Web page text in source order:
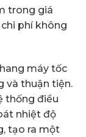
trong giá
phí không
máy tốc
và thuận tiện.
thống điều
nhiệt độ
tạo ra một